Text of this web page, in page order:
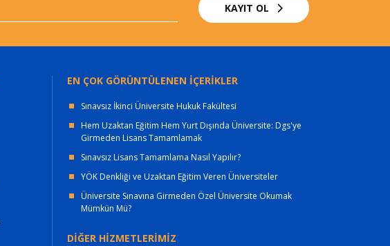
KAYIT OL
EN ÇOK GÖRÜNTÜLENEN İÇERİKLER
Sınavsız İkinci Üniversite Hukuk Fakültesi
Hem Uzaktan Eğitim Hem Yurt Dışında Üniversite: Dgs'ye
Girmeden Lisans Tamamlamak
Sınavsız Lisans Tamamlama Nasıl Yapılır?
YÖK Denkliği ve Uzaktan Eğitim Veren Üniversiteler
Üniversite Sınavına Girmeden Özel Üniversite Okumak
Mümkün Mü?
DİĞER HİZMETLERİMİZ